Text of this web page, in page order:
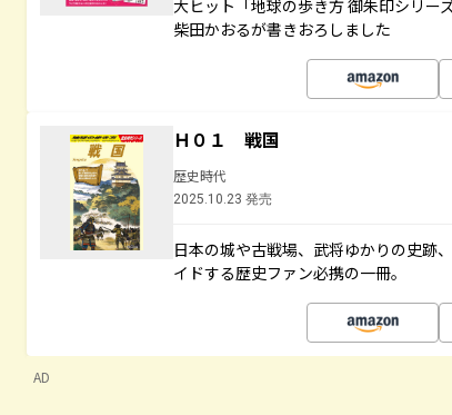
大ヒット「地球の歩き方 御朱印シリー
柴田かおるが書きおろしました
Ｈ０１ 戦国
歴史時代
2025.10.23 発売
日本の城や古戦場、武将ゆかりの史跡
イドする歴史ファン必携の一冊。
AD